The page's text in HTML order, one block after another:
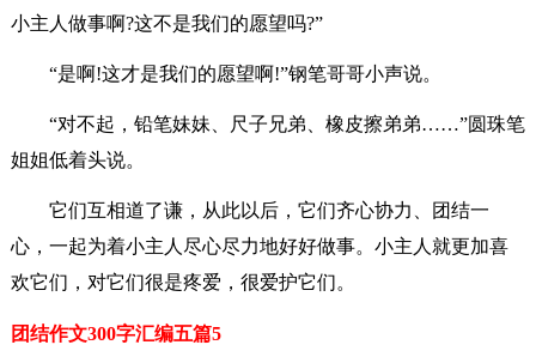
小主人做事啊?这不是我们的愿望吗?”
“是啊!这才是我们的愿望啊!”钢笔哥哥小声说。
“对不起，铅笔妹妹、尺子兄弟、橡皮擦弟弟……”圆珠笔
姐姐低着头说。
它们互相道了谦，从此以后，它们齐心协力、团结一
心，一起为着小主人尽心尽力地好好做事。小主人就更加喜
欢它们，对它们很是疼爱，很爱护它们。
团结作文300字汇编五篇5